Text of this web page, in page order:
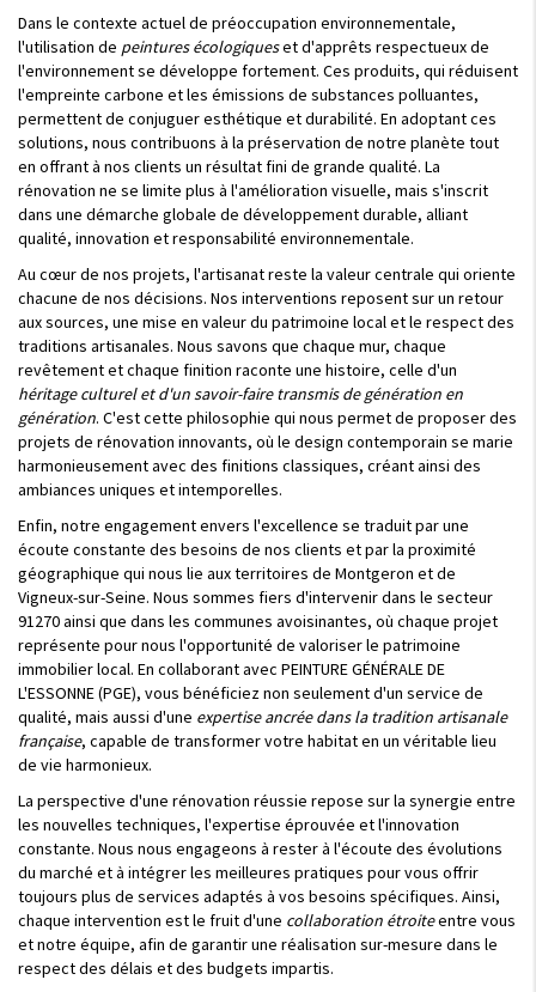
Dans le contexte actuel de préoccupation environnementale,
l'utilisation de peintures écologiqueset d'apprêts respectueux de
l'environnement se développe fortement. Ces produits, qui réduisent
l'empreinte carbone et les émissions de substances polluantes,
permettent de conjuguer esthétique et durabilité. En adoptant ces
solutions, nous contribuons à la préservation de notre planète tout
en offrant à nos clients un résultat fini de grande qualité. La
rénovation ne se limite plus à l'amélioration visuelle, mais s'inscrit
dans une démarche globale de développement durable, alliant
qualité, innovation et responsabilité environnementale.
Au cœur de nos projets, l'artisanat reste la valeur centrale qui oriente
chacune de nos décisions. Nos interventions reposent sur un retour
aux sources, une mise en valeur du patrimoine local et le respect des
traditions artisanales. Nous savons que chaque mur, chaque
revêtement et chaque finition raconte une histoire, celle d'un
héritage culturel et d'un savoir-faire transmis de génération en
génération. C'est cette philosophie qui nous permet de proposer des
projets de rénovation innovants, où le design contemporain se marie
harmonieusement avec des finitions classiques, créant ainsi des
ambiances uniques et intemporelles.
Enfin, notre engagement envers l'excellence se traduit par une
écoute constante des besoins de nos clients et par la proximité
géographique qui nous lie aux territoires de Montgeron et de
Vigneux-sur-Seine. Nous sommes fiers d'intervenir dans le secteur
91270 ainsi que dans les communes avoisinantes, où chaque projet
représente pour nous l'opportunité de valoriser le patrimoine
immobilier local. En collaborant avec PEINTURE GÉNÉRALE DE
L'ESSONNE (PGE), vous bénéficiez non seulement d'un service de
qualité, mais aussi d'une expertise ancrée dans la tradition artisanale
française, capable de transformer votre habitat en un véritable lieu
de vie harmonieux.
La perspective d'une rénovation réussie repose sur la synergie entre
les nouvelles techniques, l'expertise éprouvée et l'innovation
constante. Nous nous engageons à rester à l'écoute des évolutions
du marché et à intégrer les meilleures pratiques pour vous offrir
toujours plus de services adaptés à vos besoins spécifiques. Ainsi,
chaque intervention est le fruit d'une collaboration étroiteentre vous
et notre équipe, afin de garantir une réalisation sur-mesure dans le
respect des délais et des budgets impartis.